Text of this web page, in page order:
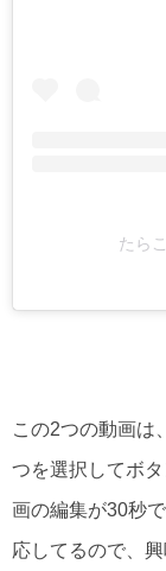
たら
この2つの動画は
つを選択してボ
画の編集が30秒
応してるので、